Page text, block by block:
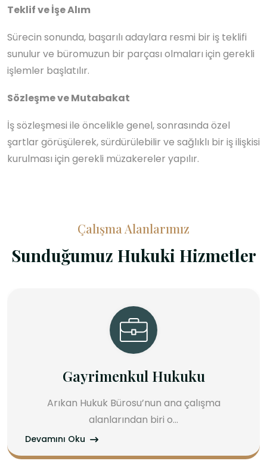
Teklif ve İşe Alım
Sürecin sonunda, başarılı adaylara resmi bir iş teklifi
sunulur ve büromuzun bir parçası olmaları için gerekli
işlemler başlatılır.
Sözleşme ve Mutabakat
İş sözleşmesi ile öncelikle genel, sonrasında özel
şartlar görüşülerek, sürdürülebilir ve sağlıklı bir iş ilişkisi
kurulması için gerekli müzakereler yapılır.
Çalışma Alanlarımız
Sunduğumuz Hukuki Hizmetler
Hukuku
ana çalışma
Ticaret ve
Ticari şirketlerin